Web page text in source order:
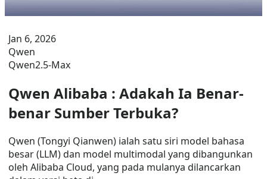
Jan 6, 2026
Qwen
Qwen2.5-Max
Qwen Alibaba : Adakah Ia Benar-
benar Sumber Terbuka?
Qwen (Tongyi Qianwen) ialah satu siri model bahasa
besar (LLM) dan model multimodal yang dibangunkan
oleh Alibaba Cloud, yang pada mulanya dilancarkan